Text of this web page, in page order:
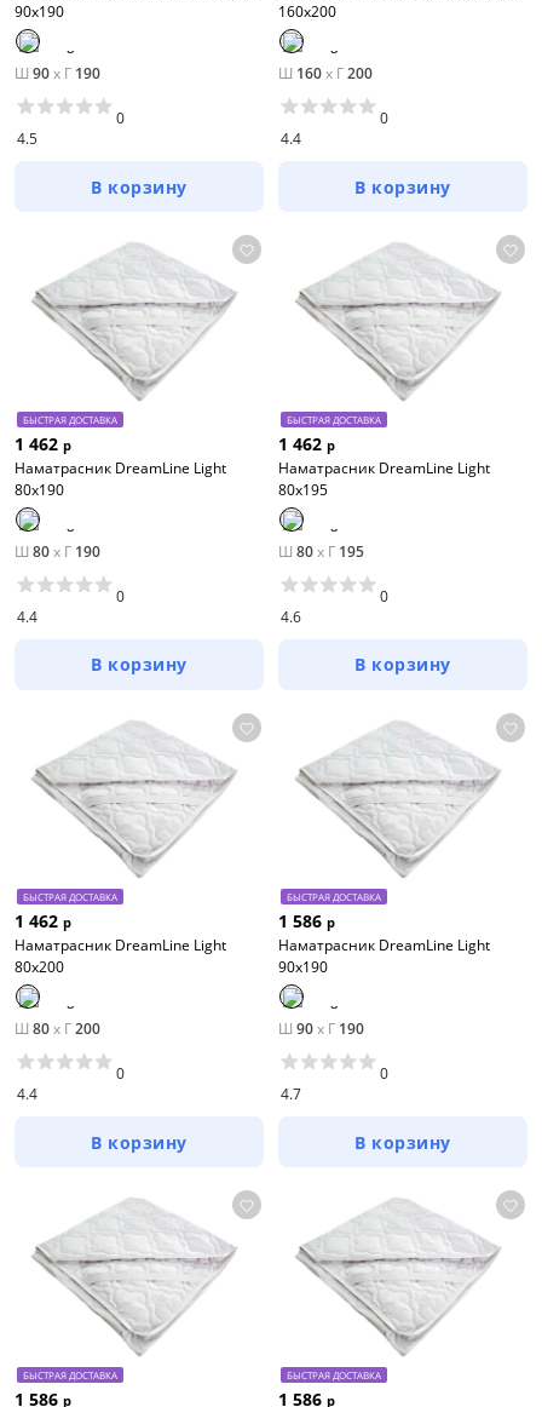
90х190
Ш 90x Г 190
4.5
0
В корзину
160х200
Ш 160x Г200
4.4
0
В корзину
БЫСТРАЯ ДОСТАВКА
1 462 р
Наматрасник DreamLine Light
80х190
Ш 80x Г 190
4.4
0
В корзину
БЫСТРАЯ ДОСТАВКА
1 462 р
Наматрасник DreamLine Light
80х195
Ш 80x Г 195
4.6
0
В корзину
БЫСТРАЯ ДОСТАВКА
1 462 р
Наматрасник DreamLine Light
80х200
Ш 80x Г200
4.4
0
В корзину
БЫСТРАЯ ДОСТАВКА
1 586 р
Наматрасник DreamLine Light
90х190
Ш 90x Г 190
4.7
0
В корзину
БЫСТРАЯ ДОСТАВКА
1 586 р
БЫСТРАЯ ДОСТАВКА
1 586 р